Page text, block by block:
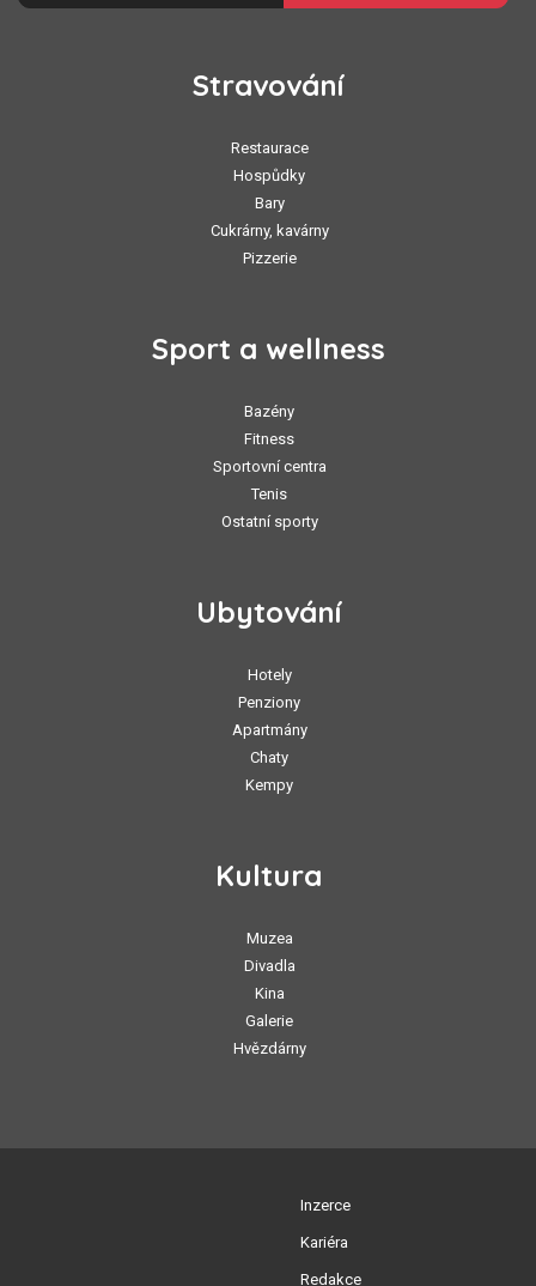
Stravování
Restaurace
Hospůdky
Bary
Cukrárny, kavárny
Pizzerie
Sport a wellness
Bazény
Fitness
Sportovní centra
Tenis
Ostatní sporty
Ubytování
Hotely
Penziony
Apartmány
Chaty
Kempy
Kultura
Muzea
Divadla
Kina
Galerie
Hvězdárny
Inzerce
Kariéra
Redakce